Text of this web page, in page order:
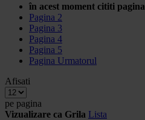
în acest moment cititi pagina
Pagina 2
Pagina 3
Pagina 4
Pagina 5
Pagina Urmatorul
Afisati
pe pagina
Vizualizare ca Grila Lista